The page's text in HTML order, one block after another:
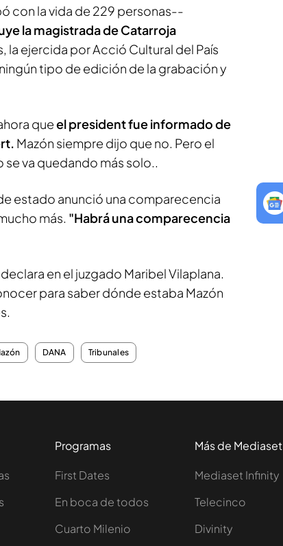
con la vida de 229 personas--
la magistrada de Catarroja
la ejercida por Acció Cultural del País
tipo de edición de la grabación y
queel president fue informado de
Mazón siempre dijo que no. Pero el
va quedando más solo..
estado anunció una comparecencia
más. "Habrá una comparecencia
en el juzgado Maribel Vilaplana.
para saber dónde estaba Mazón
DANA Tribunales
Programas
First Dates
En boca de todos
Cuarto Milenio
Más de Mediaset
Mediaset Infinity
Telecinco
Divinity